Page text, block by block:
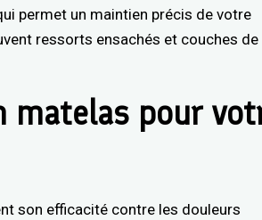
permet un maintien précis de votre
ressorts ensachés et couches de
matelas pour
son efficacité contre les douleurs